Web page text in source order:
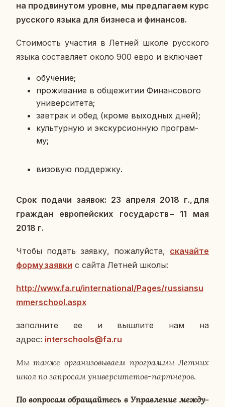
на про­дви­ну­том уровне, мы пред­ла­га­ем курс
рус­ско­го языка для биз­не­са и фи­нан­сов.
Сто­и­мость уча­стия в Летней школе рус­ско­го
языка со­став­ля­ет около 900 евро и вклю­ча­ет
обу­че­ние;
про­жи­ва­ние в об­ще­жи­тии Фи­нан­со­во­го
уни­вер­си­те­та;
зав­трак и обед (кроме вы­ход­ных дней);
куль­тур­ную и экс­кур­си­он­ную про­грам­
му;
ви­зо­вую под­держ­ку.
Срок подачи заявок: 23 апреля 2018 г., для
граж­дан ев­ро­пей­ских го­су­дарств – 11 мая
2018 г.
Чтобы подать заявку, по­жа­луй­ста, ска­чай­те
форму заявки с сайта Летней школы:
http://www.fa.ru/international/Pages/russiansu
mmerschool.aspx
за­пол­ни­те ее и вы­шли­те нам на
адрес: interschools@fa.ru
Мы также ор­га­ни­зо­вы­ва­ем про­грам­мы Летних
школ по за­про­сам уни­вер­си­те­тов-парт­не­ров.
По во­про­сам об­ра­щай­тесь в Управ­ле­ние меж­ду­